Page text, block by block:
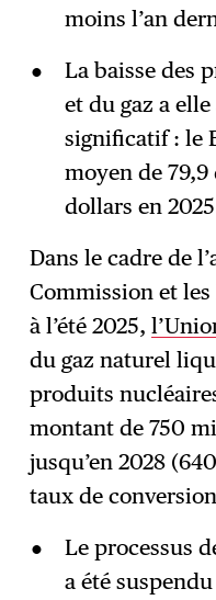
moins l’an
La baisse des
et du gaz a
significatif : le
moyen de 79,9
dollars en
Dans le cadre de
Commission et
à l’été 2025,
du gaz naturel
produits
montant de 750
jusqu’en 2028
taux de
Le processus
a été